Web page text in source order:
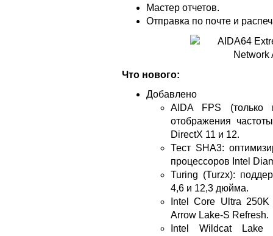
Мастер отчетов.
Отправка по почте и
Что нового:
Добавлено
AIDA FPS
отображения
DirectX 11 и 12.
Тест SHA3:
процессоров Intel
Turing (Turzx):
4,6 и 12,3 дюйма.
Intel Core Ultra
Arrow Lake-S Refresh.
Intel Wildcat Lake